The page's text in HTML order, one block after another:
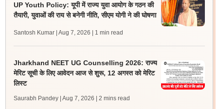
UP Youth Policy: यूपी में राज्य युवा आयोग के गठन की
तैयारी, युवाओं की राय से बनेगी नीति, सीएम योगी ने की घोषणा
Santosh Kumar | Aug 7, 2026 | 1 min read
Jharkhand NEET UG Counselling 2026: राज्य
मेरिट सूची के लिए आवेदन आज से शुरू, 12 अगस्त को मेरिट
लिस्ट
Saurabh Pandey | Aug 7, 2026 | 2 mins read